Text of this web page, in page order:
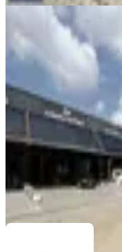
3 Oda
37.500
Neva Gayrimenkul